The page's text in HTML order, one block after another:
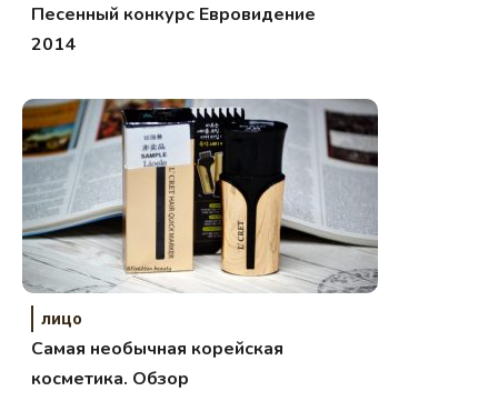
Песенный конкурс Евровидение
2014
лицо
Самая необычная корейская
косметика. Обзор